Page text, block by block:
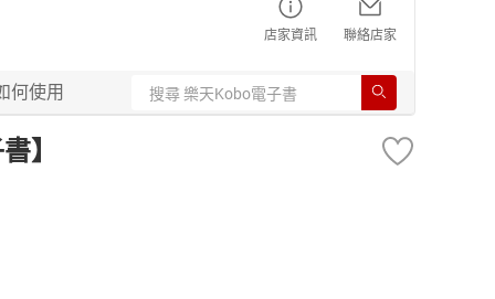
店家資訊 聯絡店家
何使用
】